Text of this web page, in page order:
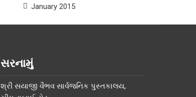
January 2015
સરનામું
શ્રી સયાજી વૈભવ સાર્વજનિક પુસ્તકાલય,